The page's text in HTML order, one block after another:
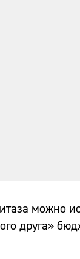
можно
друга»